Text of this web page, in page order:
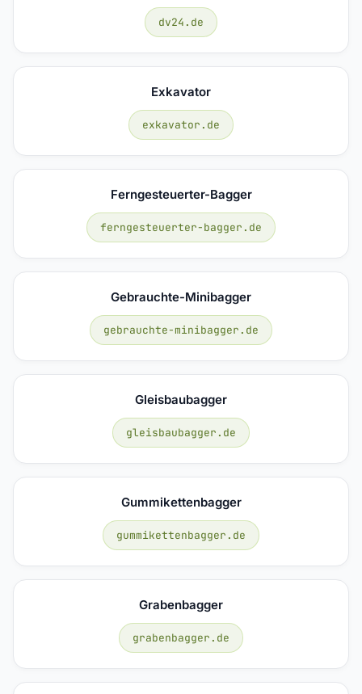
dv24.de
Exkavator
exkavator.de
Ferngesteuerter-Bagger
ferngesteuerter-bagger.de
Gebrauchte-Minibagger
gebrauchte-minibagger.de
Gleisbaubagger
gleisbaubagger.de
Gummikettenbagger
gummikettenbagger.de
Grabenbagger
grabenbagger.de